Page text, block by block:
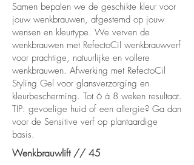
Samen bepalen we de geschikte kleur voor
jouw wenkbrauwen, afgestemd op jouw
wensen en kleurtype. We verven de
wenkbrauwen met RefectoCil wenkbrauwverf
voor prachtige, natuurlijke en vollere
wenkbrauwen. Afwerking met RefectoCil
Styling Gel voor glansverzorging en
kleurbescherming. Tot 6 à 8 weken resultaat.
TIP: gevoelige huid of een allergie? Ga dan
voor de Sensitive verf op plantaardige
basis.
Wenkbrauwlift // 45